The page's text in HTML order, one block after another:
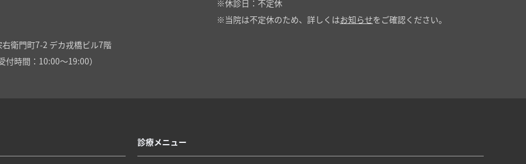
衛門町7-2 デカ戎橋ビル7階
付時間：10:00～19:00）
休診日：不定休
当院は不定休のため、詳しくはお知らせをご確認ください。
診療メニュー